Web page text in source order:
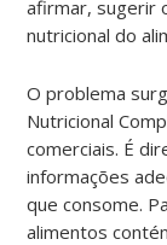
afirmar, sugerir
nutricional do
O problema
Nutricional
comerciais. É
informações
que consome.
alimentos